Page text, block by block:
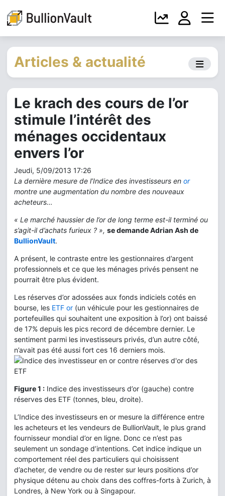
Articles & actualité
Le krach des cours de l’or
stimule l’intérêt des
ménages occidentaux
envers l’or
Jeudi, 5/09/2013 17:26
La dernière mesure de l’Indice des investisseurs en or
montre une augmentation du nombre des nouveaux
acheteurs…
« Le marché haussier de l’or de long terme est-il terminé ou
s’agit-il d’achats furieux ? », se demande Adrian Ash de
BullionVault.
A présent, le contraste entre les gestionnaires d’argent
professionnels et ce que les ménages privés pensent ne
pourrait être plus évident.
Les réserves d’or adossées aux fonds indiciels cotés en
bourse, les ETF or (un véhicule pour les gestionnaires de
portefeuilles qui souhaitent une exposition à l’or) ont baissé
de 17% depuis les pics record de décembre dernier. Le
sentiment parmi les investisseurs privés, d’un autre côté,
n’avait pas été aussi fort ces 16 derniers mois.
Figure 1 : Indice des investisseurs d’or (gauche) contre
réserves des ETF (tonnes, bleu, droite).
L’Indice des investisseurs en or mesure la différence entre
les acheteurs et les vendeurs de BullionVault, le plus grand
fournisseur mondial d’or en ligne. Donc ce n’est pas
seulement un sondage d’intentions. Cet indice indique un
comportement réel des particuliers qui choisissent
d’acheter, de vendre ou de rester sur leurs positions d’or
physique détenu au choix dans des coffres-forts à Zurich, à
Londres, à New York ou à Singapour.